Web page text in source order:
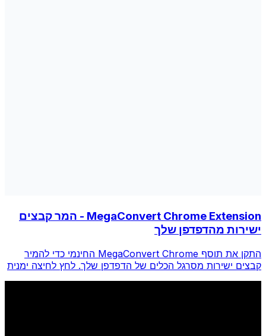
MegaConvert Chrome Extension - המר קבצים
ישירות מהדפדפן שלך
התקן את תוסף MegaConvert Chrome החינמי כדי להמיר
קבצים ישירות מסרגל הכלים של הדפדפן שלך. לחץ לחיצה ימנית